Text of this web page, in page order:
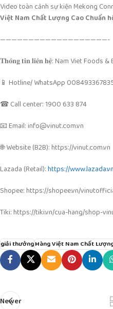
Video toàn cảnh sự kiện Mekong
Việt Nam Chất Lượng Cao Chuẩn
———————————————————-
𝐓𝐡𝐨̂𝐧𝐠 𝐭𝐢𝐧 𝐥𝐢𝐞̂𝐧 𝐡𝐞̣̂: Nam Viet Foods &
📱 Hotline/ WhatsApp
☎ Call center: 1900 633 874
📧 Email: info@vinut.com.vn
🌐 Website (B2B): https://vinut.com.vn
Lazada (Retail):https://
Shopee: https://shopee.vn/
Tiki:https://tiki.vn/cua-hang/shop-
giải thưởngHàng Việt Nam Chất
Newer